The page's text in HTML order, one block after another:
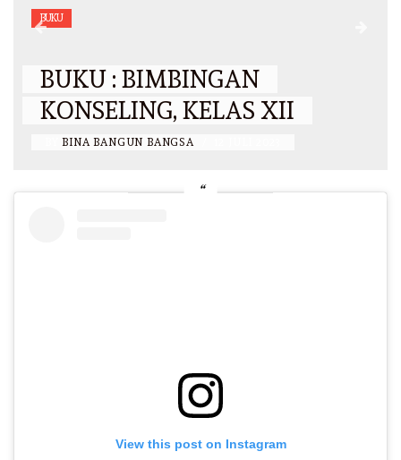
BUKU
BUKU : BIMBINGAN
KONSELING, KELAS XII
BINA BANGUN BANGSA
View this post on Instagram